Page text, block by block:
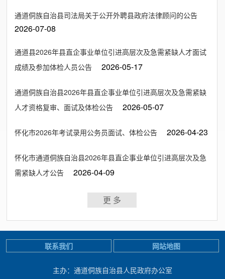
通道侗族自治县司法局关于公开外聘县政府法律顾问的公告
2026-07-08
通道县2026年县直企事业单位引进高层次及急需紧缺人才面试
成绩及参加体检人员公告
2026-05-17
通道侗族自治县2026年县直企事业单位引进高层次及急需紧缺
人才资格复审、面试及体检公告
2026-05-07
怀化市2026年考试录用公务员面试、体检公告 2026-04-23
怀化市通道侗族自治县2026年县直企事业单位引进高层次及急
需紧缺人才公告
2026-04-09
更 多
主办：通道侗族自治县人民政府办公室
联系我们 网站地图